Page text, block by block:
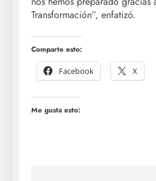
Transformación”, enfatizó.
Comparte esto:
Facebook
X
Me gusta esto: